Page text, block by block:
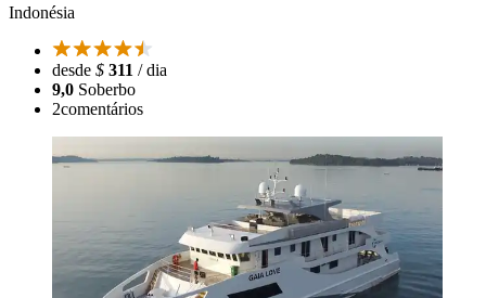
Indonésia
desde $ 311 / dia
9,0 Soberbo
2comentários